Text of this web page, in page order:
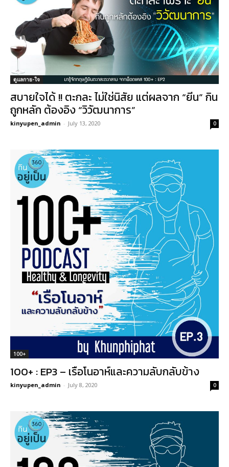
ดูแลกาย-ใจ
สบายใจได้ !! ตะกละ ไม่ใช่นิสัย แต่ผลจาก “ยีน” กิน
ถูกหลัก ต้องอิง “วิวัฒนาการ”
kinyupen_admin - July 13, 2020 0
100+
100+ : EP3 – เรือโนอาห์และความลับกลับข้าง
kinyupen_admin - July 8, 2020 0